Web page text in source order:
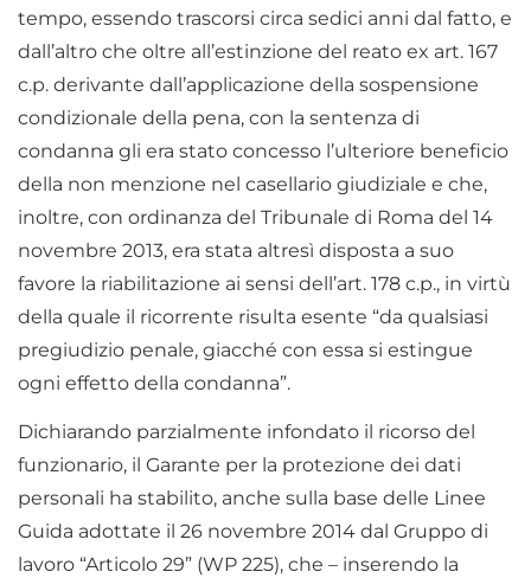
tempo, essendo trascorsi circa sedici anni dal fatto, e
dall’altro che oltre all’estinzione del reato ex art. 167
c.p. derivante dall’applicazione della sospensione
condizionale della pena, con la sentenza di
condanna gli era stato concesso l’ulteriore beneficio
della non menzione nel casellario giudiziale e che,
inoltre, con ordinanza del Tribunale di Roma del 14
novembre 2013, era stata altresì disposta a suo
favore la riabilitazione ai sensi dell’art. 178 c.p., in virtù
della quale il ricorrente risulta esente “da qualsiasi
pregiudizio penale, giacché con essa si estingue
ogni effetto della condanna”.
Dichiarando parzialmente infondato il ricorso del
funzionario, il Garante per la protezione dei dati
personali ha stabilito, anche sulla base delle Linee
Guida adottate il 26 novembre 2014 dal Gruppo di
lavoro “Articolo 29” (WP 225), che – inserendo la